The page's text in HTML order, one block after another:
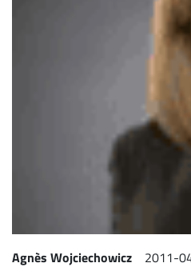
d'emploi
Formation
Agnès Wojciechowicz 2011-